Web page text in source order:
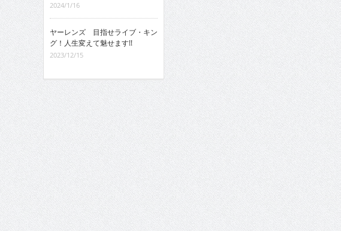
2024/1/16
ヤーレンズ 目指せライブ・キン
グ！人生変えて魅せます!!
2023/12/15